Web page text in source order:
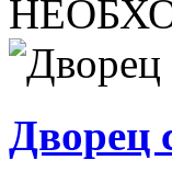
Дворец